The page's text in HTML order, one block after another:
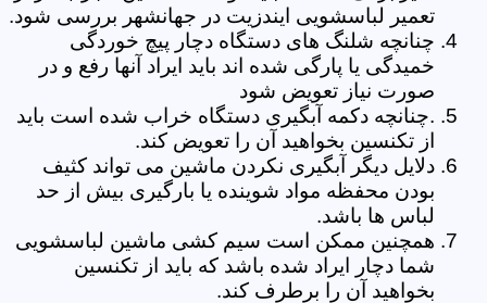
تعمیر لباسشویی ایندزیت در جهانشهر بررسی شود.
چنانچه شلنگ های دستگاه دچار پیچ خوردگی
خمیدگی یا پارگی شده اند باید ایراد آنها رفع و در
صورت نیاز تعویض شود
.چنانچه دکمه آبگیری دستگاه خراب شده است باید
از تکنسین بخواهید آن را تعویض کند.
دلایل دیگر آبگیری نکردن ماشین می تواند کثیف
بودن محفظه مواد شوینده یا بارگیری بیش از حد
لباس ها باشد.
همچنین ممکن است سیم کشی ماشین لباسشویی
شما دچار ایراد شده باشد که باید از تکنسین
بخواهید آن را برطرف کند.